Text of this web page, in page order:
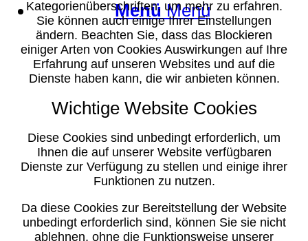
Menü Menü
Kategorienüberschriften, um mehr zu erfahren.
Sie können auch einige Ihrer Einstellungen
ändern. Beachten Sie, dass das Blockieren
einiger Arten von Cookies Auswirkungen auf Ihre
Erfahrung auf unseren Websites und auf die
Dienste haben kann, die wir anbieten können.
Wichtige Website Cookies
Diese Cookies sind unbedingt erforderlich, um
Ihnen die auf unserer Website verfügbaren
Dienste zur Verfügung zu stellen und einige ihrer
Funktionen zu nutzen.
Da diese Cookies zur Bereitstellung der Website
unbedingt erforderlich sind, können Sie sie nicht
ablehnen, ohne die Funktionsweise unserer